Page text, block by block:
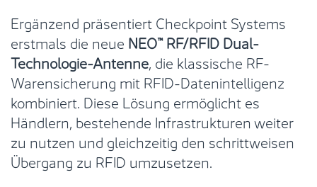
Ergänzend präsentiert Checkpoint Systems
erstmals die neue NEO™ RF/RFID Dual-
Technologie-Antenne, die klassische RF-
Warensicherung mit RFID-Datenintelligenz
kombiniert. Diese Lösung ermöglicht es
Händlern, bestehende Infrastrukturen weiter
zu nutzen und gleichzeitig den schrittweisen
Übergang zu RFID umzusetzen.